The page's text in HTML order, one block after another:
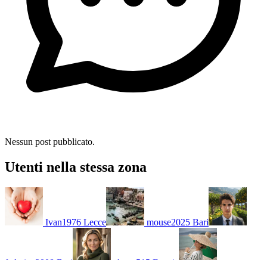
Nessun post pubblicato.
Utenti nella stessa zona
Ivan1976 Lecce mouse2025 Bari